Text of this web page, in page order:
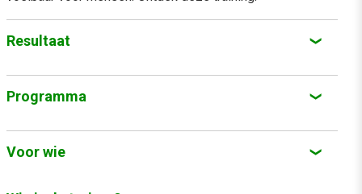
Resultaat
Je ontwikkelt een heldere visie op contentmarketing
en ziet AI en zero-click als kans.
en zichtbaarheid versterkt.
Programma
In deze storytelling training komen de volgende
onderwerpen aan bod:
Voor wie